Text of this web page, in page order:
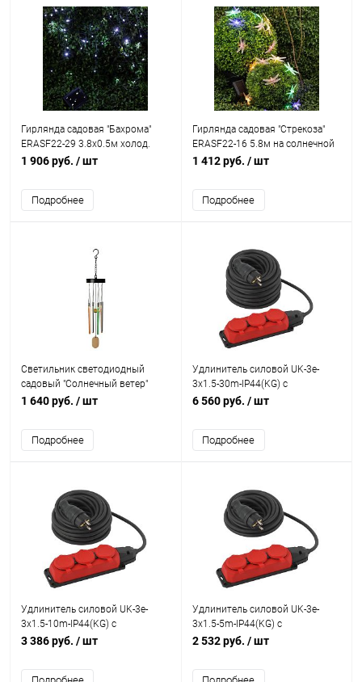
Гирлянда садовая "Бахрома"
ERASF22-29 3.8х0.5м холод.
бел. на солнечной батарее Эра
1 906 руб. / шт
Подробнее
Гирлянда садовая "Стрекоза"
ERASF22-16 5.8м на солнечной
батарее Эра Б0053365
1 412 руб. / шт
Подробнее
Светильник светодиодный
садовый "Солнечный ветер"
ERASF22-46 RGB 6LED 70см
Эра Б0057664
1 640 руб. / шт
Подробнее
Удлинитель силовой UK-3e-
3x1.5-30m-IP44(KG) с
заземлением 3 розетки каучук
Б0057582
6 560 руб. / шт
Подробнее
Удлинитель силовой UK-3e-
3x1.5-10m-IP44(KG) с
заземлением 3 розетки каучук
Б0057580
3 386 руб. / шт
Удлинитель силовой UK-3e-
3x1.5-5m-IP44(KG) с
заземлением 3 розетки каучук
Б0057579
2 532 руб. / шт